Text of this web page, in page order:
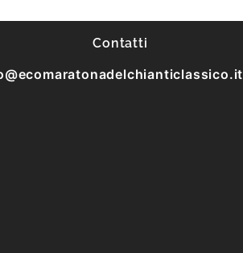
Contatti